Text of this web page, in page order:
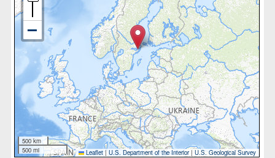
500 km
500 mi
Leaflet | U.S. Department of the Interior|U.S. Geological Survey